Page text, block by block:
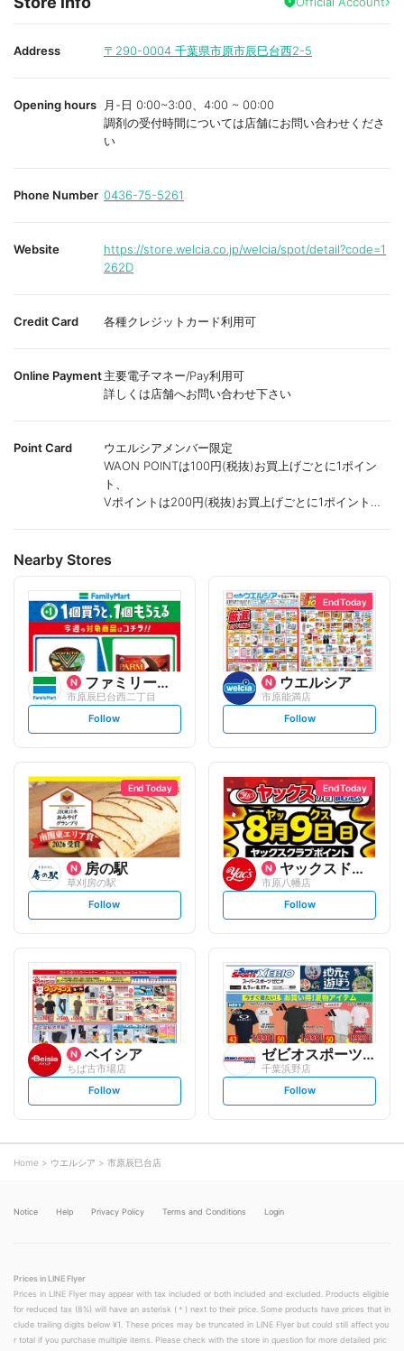
Address 〒290-0004 千葉県市原市辰巳台西2-5
Opening hours
月-日 0:00~3:00、4:00 ~ 00:00
調剤の受付時間については店舗にお問い合わせくださ
い
Phone Number 0436-75-5261
Website
https://store.welcia.co.jp/welcia/spot/detail?code=1
262D
Credit Card 各種クレジットカード利用可
Online Payment主要電子マネー/Pay利用可
詳しくは店舗へお問い合わせ下さい
Point Card
ウエルシアメンバー限定
WAON POINTは100円(税抜)お買上げごとに1ポイン
ト、
Vポイントは200円(税抜)お買上げごとに1ポイント進
Nearby Stores
ファミリーマート
市原辰巳台西二丁目
s
t
l
o
w
Follow
End Today
ウエルシア
市原能満店
s
t
l
o
w
Follow
End Today
房の駅
草刈房の駅
s
t
o
w
Follow
End Today
ヤックスドラッグ
市原八幡店
s
t
l
o
w
Follow
ベイシア
ちば古市場店
s
t
o
w
Follow
ゼビオスポーツエクスプレス
千葉浜野店
s
t
Follow
Home ウエルシア 市原辰巳台店
Notice Help Privacy Policy Terms and Conditions Login
Prices in LINE Flyer
Prices in LINE Flyer may appear with tax included or both included and excluded. Products eligible
for reduced tax (8%) will have an asterisk (＊) next to their price. Some products have prices that in
clude trailing digits below ¥1. These prices may be truncated in LINE Flyer but could still affect you
r total if you purchase multiple items. Please check with the store in question for more detailed pric